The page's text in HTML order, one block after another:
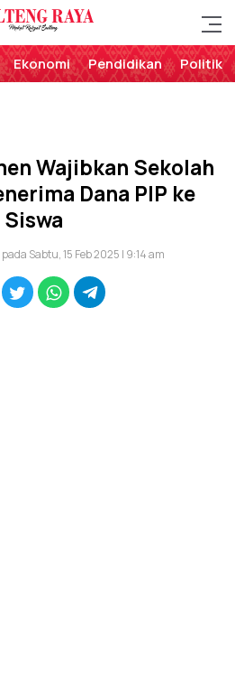
Sulteng Raya
Rakyat Sulteng
Ekonomi Pendidikan Politik
Wajibkan Sekolah
Dana PIP ke
Siswa
pada Sabtu, 15 Feb 2025 | 9:14 am